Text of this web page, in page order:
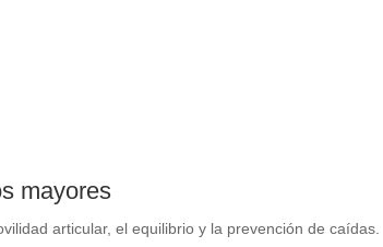
mayores
articular, el equilibrio y la prevención de caídas.